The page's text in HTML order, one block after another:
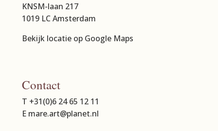
KNSM-laan 217
1019 LC Amsterdam
Bekijk locatie op Google Maps
Contact
T +31(0)6 24 65 12 11
E mare.art@planet.nl